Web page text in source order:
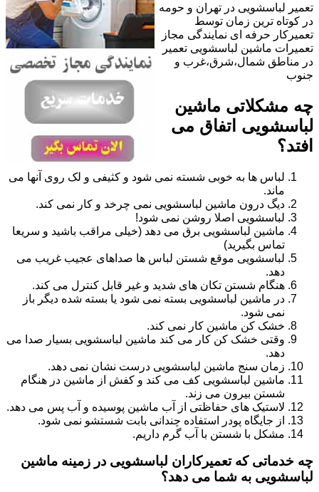
تعمیر لباسشویی در تهران و حومه
در کوتاه ترین زمان توسط
تعمیرکار حرفه ای نمایندگی مجاز
تعمیرات ماشین لباسشویی تعمیر
در مناطق شمال،شرق،غرب و
جنوب
چه مشکلاتی ماشین
لباسشویی اتفاق می
افتد؟
لباس ها به خوبی شسته نمی شود و کثیفی و لک روی آنها می
ماند.
دیگ درون ماشین لباسشویی نمی چرخد و کار نمی کند.
لباسشویی اصلا روشن نمی شود!
ماشین لباسشویی برق می دهد (خیلی مراقب باشید و سریعا
تماس بگیرید)
لباسشویی موقع شستن لباس ها صداهای عجیب غریب می
دهد.
هنگام شستن تکان های شدید و غیر قابل کنترل می کند.
در ماشین لباسشویی بسته نمی شود یا بسته شده دیگر باز
نمی شود.
خشک کن ماشین کار نمی کند.
وقتی خشک کن کار می کند ماشین لباسشویی بسیار صدا می
دهد.
زمان سنج ماشین لباسشویی درست نشان نمی دهد.
ماشین لباسشویی کف می کند و کفش از ماشین در هنگام
شستن بیرون می زند.
لاستیک های حفاظتی از آب ماشین پوسیده و آب پس می دهد.
از جایگاه پودر استفاده چندانی بابت شستشو نمی شود.
مشکل با شستن با آب گرم داریم.
چه خدماتی که تعمیرکاران لباسشویی در زمینه ماشین
لباسشویی به شما می دهد؟